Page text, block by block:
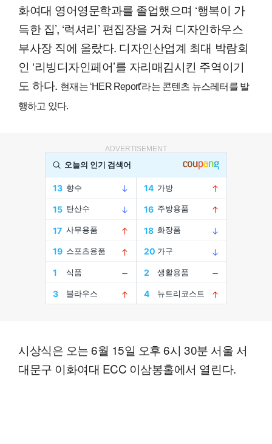
화여대 영어영문학과를 졸업했으며 ‘행복이 가
득한 집’, ‘럭셔리’ 편집장을 거쳐 디자인하우스
부사장 직에 올랐다. 디자인산업계 최대 박람회
인 ‘리빙디자인페어’를 자리매김시킨 주역이기
도 하다. 현재는 ‘HER Report’라는 콘텐츠 뉴스레터를 발
행하고 있다.
ADVERTISEMENT
시상식은 오는 6월 15일 오후 6시 30분 서울 서
대문구 이화여대 ECC 이삼봉홀에서 열린다.